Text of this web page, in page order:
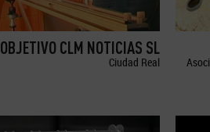
OBJETIVO CLM NOTICIAS SL
Ciudad Real